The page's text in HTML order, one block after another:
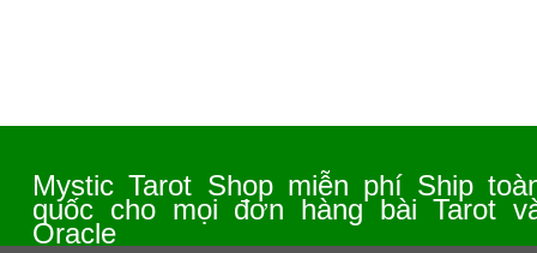
Mystic Tarot Shop miễn phí Ship
quốc cho mọi đơn hàng bài Tarot
Oracle